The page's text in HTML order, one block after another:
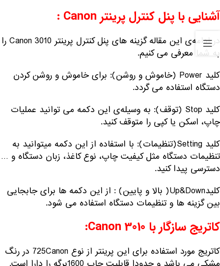
آشنایی با پنل کنترل پرینتر Canon :
در ادامه‌ی این مقاله گزینه های پنل کنترل پرینتر Canon 3010 را
به شما معرفی می کنیم.
کلید Power (خاموش و روشن): برای خاموش و روشن کردن
دستگاه استفاده می گردد.
کلید Stop (توقف): به وسیله‌ی این دکمه می توانید عملیات
چاپ، اسکن یا کپی را متوقف کنید.
کلید Setting(تنظیمات): با استفاده از این دکمه میتوانید به
تنظیمات دستگاه مثل کیفیت چاپ، نوع کاغذ، زبان دستگاه و …
دسترسی پیدا کنید.
کلیدUp&Down( بالا و پایین) : از این دکمه ها برای جابجایی
بین گزینه ها و تنظیمات دستگاه استفاده می شود.
کاتریج سازگار با Canon 3010:
کاتریج مورد استفاده برای این پرینتر از نوع 725Canon در رنگ